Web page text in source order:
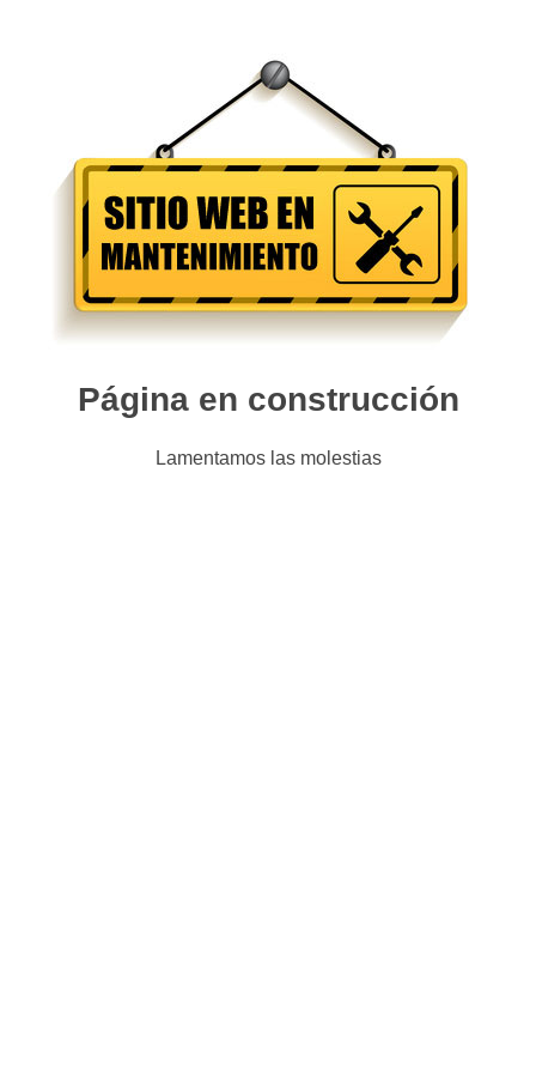
Página en construcción
Lamentamos las molestias